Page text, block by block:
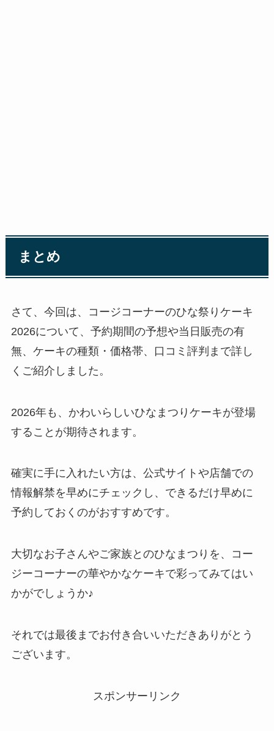
まとめ
さて、今回は、コージコーナーのひな祭りケーキ
2026について、予約期間の予想や当日販売の有
無、ケーキの種類・価格帯、口コミ評判まで詳し
くご紹介しました。
2026年も、かわいらしいひなまつりケーキが登場
することが期待されます。
確実に手に入れたい方は、公式サイトや店舗での
情報解禁を早めにチェックし、できるだけ早めに
予約しておくのがおすすめです。
大切なお子さんやご家族とのひなまつりを、コー
ジーコーナーの華やかなケーキで彩ってみてはい
かがでしょうか♪
それでは最後までお付き合いいただきありがとう
ございます。
スポンサーリンク